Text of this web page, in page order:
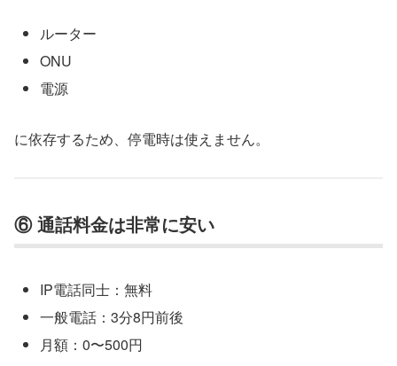
ルーター
ONU
電源
に依存するため、停電時は使えません。
⑥ 通話料金は非常に安い
IP電話同士：無料
一般電話：3分8円前後
月額：0〜500円